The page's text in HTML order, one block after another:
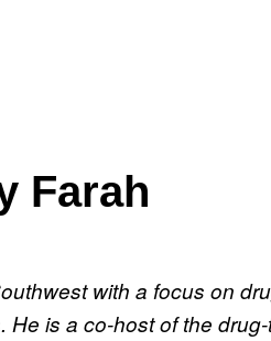
Farah
with a focus on
is a co-host of the